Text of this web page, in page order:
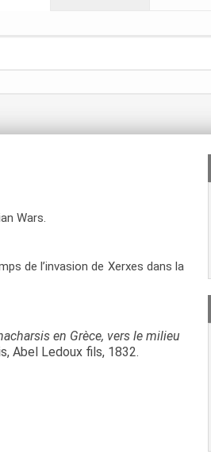
Wars.
de l’invasion de Xerxes dans la
en Grèce, vers le milieu
Abel Ledoux fils, 1832.